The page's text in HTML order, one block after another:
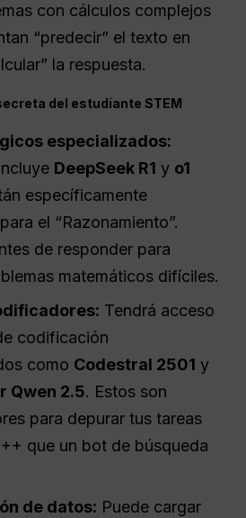
con cálculos complejos
“predecir” el texto en
la respuesta.
del estudiante STEM
especializados:
DeepSeek R1 y o1
específicamente
el “Razonamiento”.
de responder para
matemáticos difíciles.
Tendrá acceso
codificación
como Codestral 2501 y
Qwen 2.5. Estos son
para depurar tus tareas
que un bot de búsqueda
de datos: Puede cargar